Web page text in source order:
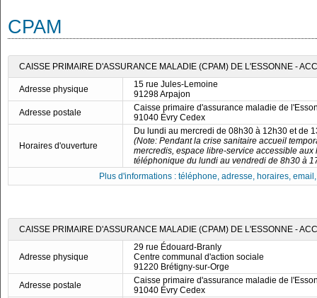
CPAM
CAISSE PRIMAIRE D'ASSURANCE MALADIE (CPAM) DE L'ESSONNE -
Adresse physique
15 rue Jules-Lemoine
91298 Arpajon
Adresse postale
Caisse primaire d'assurance maladie de
91040 Évry Cedex
Horaires d'ouverture
Du lundi au mercredi de 08h30 à 12h30 et de
(Note: Pendant la crise sanitaire accueil
mercredis, espace libre-service accessible aux
téléphonique du lundi au vendredi de 8h30 à
Plus d'informations : téléphone, adresse, horaires,
CAISSE PRIMAIRE D'ASSURANCE MALADIE (CPAM) DE L'ESSONNE -
Adresse physique
29 rue Édouard-Branly
Centre communal d'action sociale
91220 Brétigny-sur-Orge
Adresse postale
Caisse primaire d'assurance maladie de
91040 Évry Cedex